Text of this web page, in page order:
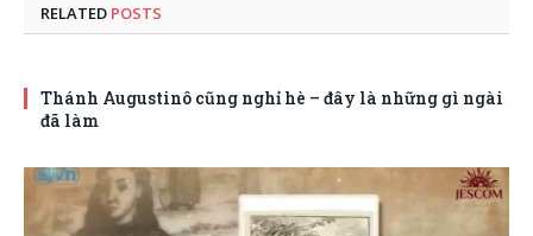
RELATED POSTS
Thánh Augustinô cũng nghỉ hè – đây là những gì ngài
đã làm